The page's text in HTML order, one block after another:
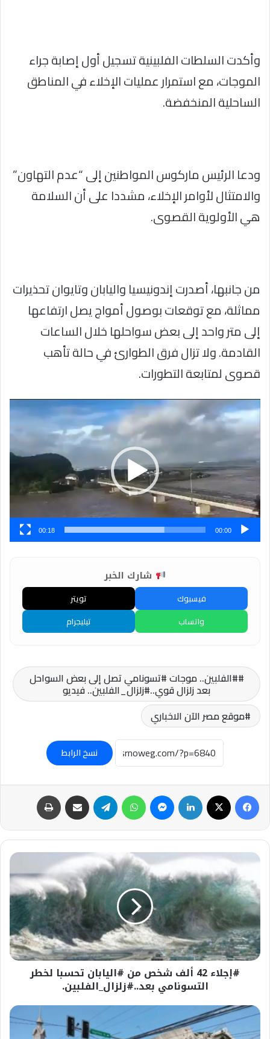
وأكدت السلطات الفلبينية تسجيل أول إصابة جراء
الموجات، مع استمرار عمليات الإخلاء في المناطق
الساحلية المنخفضة.
ودعا الرئيس ماركوس المواطنين إلى “عدم التهاون”
والامتثال لأوامر الإخلاء، مشددا على أن السلامة
هي الأولوية القصوى.
من جانبها، أصدرت إندونيسيا واليابان وتايوان تحذيرات
مماثلة، مع توقعات بوصول أمواج يصل ارتفاعها
إلى متر واحد إلى بعض سواحلها خلال الساعات
القادمة. ولا تزال فرق الطوارئ في حالة تأهب
قصوى لمتابعة التطورات.
مشغل
الفيديو
00:00
00:18
شارك الخبر
فيسبوك
تويتر
واتساب
تيليجرام
#الفلبين.. موجات #تسونامي تصل إلى بعض السواحل
بعد زلزال قوي..#زلزال_الفلبين.. فيديو
موقع مصر الآن الاخباري
نسخ الرابط
فيسبوك لينكدإن ماسنجر واتساب تيلقرام مشاركة عبر البريد
#إجلاء
ألف
شخص
من
#اليابان
تحسبا
لخطر
التسونامي
بعد..#زلزال_الفلبين. #إجلاء 42 ألف شخص من #اليابان تحسبا لخطر
التسونامي بعد..#زلزال_الفلبين.
تقرير..19
و134